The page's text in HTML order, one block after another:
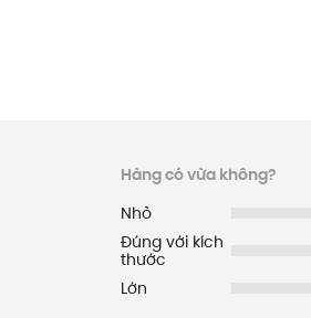
Hàng có vừa không?
Nhỏ
Đúng với kích
thước
Lớn